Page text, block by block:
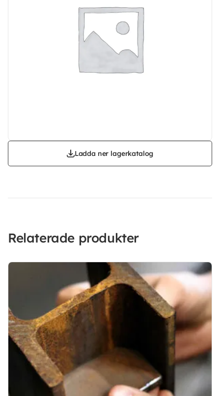
Ladda ner lagerkatalog
Relaterade produkter